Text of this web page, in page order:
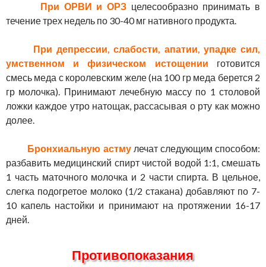
При ОРВИ и ОРЗ целесообразно принимать в
течение трех недель по 30-40 мг нативного продукта.
При депрессии, слабости, апатии, упадке сил,
умственном и физическом истощении готовится
смесь меда с королевским желе (на 100 гр меда берется 2
гр молочка). Принимают лечебную массу по 1 столовой
ложки каждое утро натощак, рассасывая о рту как можно
долее.
Бронхиальную астмулечат следующим способом:
разбавить медицинский спирт чистой водой 1:1, смешать
1 часть маточного молочка и 2 части спирта. В цельное,
слегка подогретое молоко (1/2 стакана) добавляют по 7-
10 капель настойки и принимают на протяжении 16-17
дней.
Противопоказания